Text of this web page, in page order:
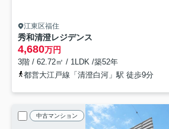
江東区福住
秀和清澄レジデンス
4,680万円
3階 / 62.72㎡ / 1LDK /築52年
都営大江戸線「清澄白河」駅 徒歩9分
中古マンション